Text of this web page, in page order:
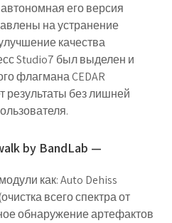
его версия
на устранение
качества
Studio7 был выделен и
флагмана CEDAR
результаты без лишней
by BandLab —
как: Auto Dehiss
всего спектра от
обнаружение артефактов